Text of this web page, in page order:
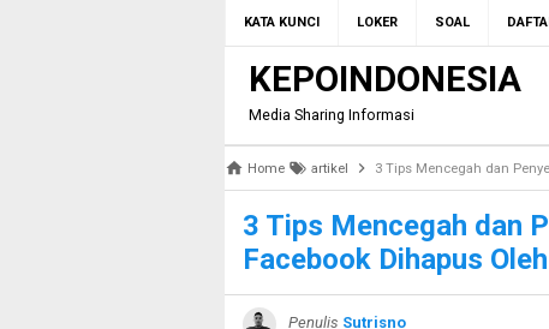
KATA KUNCI LOKER SOAL
KEPOINDONESIA
Media Sharing Informasi
Home artikel 3 Tips Mencegah dan
3 Tips Mencegah dan
Facebook Dihapus
Penulis Sutrisno